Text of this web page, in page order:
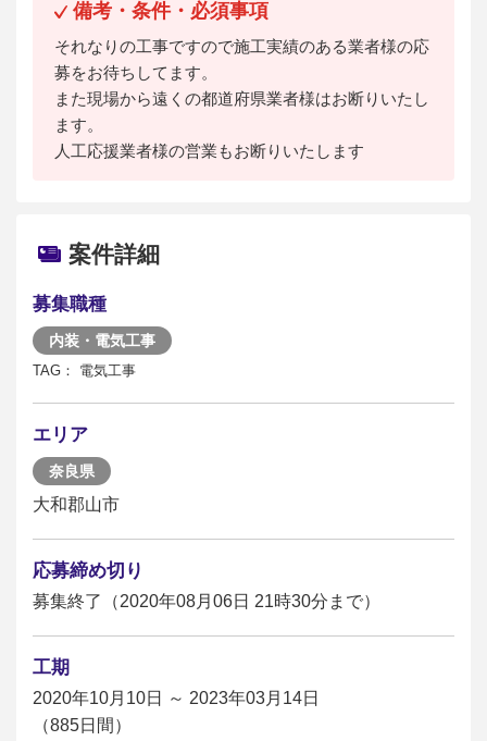
備考・条件・必須事項
それなりの工事ですので施工実績のある業者様の応
募をお待ちしてます。
また現場から遠くの都道府県業者様はお断りいたし
ます。
人工応援業者様の営業もお断りいたします
案件詳細
募集職種
内装・電気工事
TAG： 電気工事
エリア
奈良県
大和郡山市
応募締め切り
募集終了（2020年08月06日 21時30分まで）
工期
2020年10月10日 ～ 2023年03月14日
（885日間）